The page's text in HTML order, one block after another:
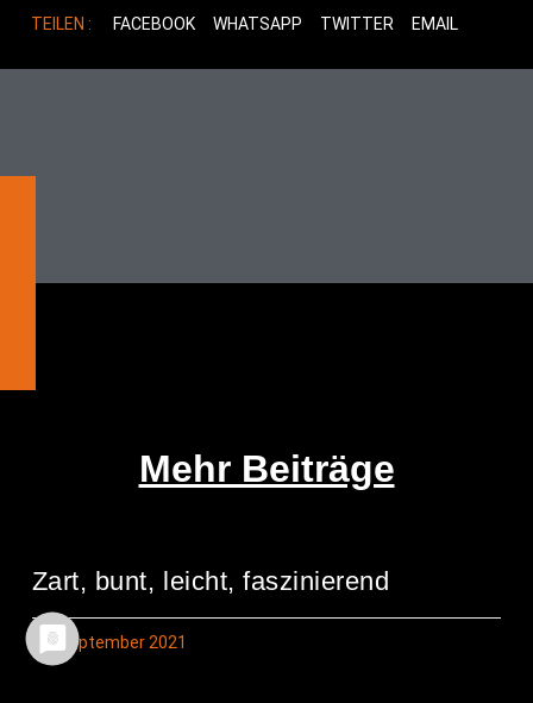
TEILEN : FACEBOOK WHATSAPP TWITTER EMAIL
Mehr Beiträge
Zart, bunt, leicht, faszinierend
26. September 2021